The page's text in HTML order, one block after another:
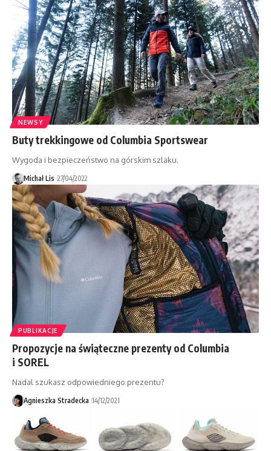
NEWSY
Buty trekkingowe od Columbia Sportswear
Wygoda i bezpieczeństwo na górskim szlaku.
Michał Lis 27/04/2022
PUBLIKACJE
Propozycje na świąteczne prezenty od Columbia
i SOREL
Nadal szukasz odpowiedniego prezentu?
Agnieszka Stradecka 14/12/2021